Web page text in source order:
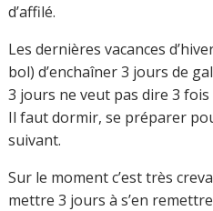
d’affilé.
Les dernières vacances
bol) d’enchaîner 3 jours de
3 jours ne veut pas dire 3 fois
Il faut dormir, se préparer
suivant.
Sur le moment c’est très
mettre 3 jours à s’en